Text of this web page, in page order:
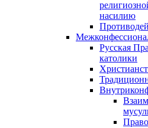
насилию
Русская
католики